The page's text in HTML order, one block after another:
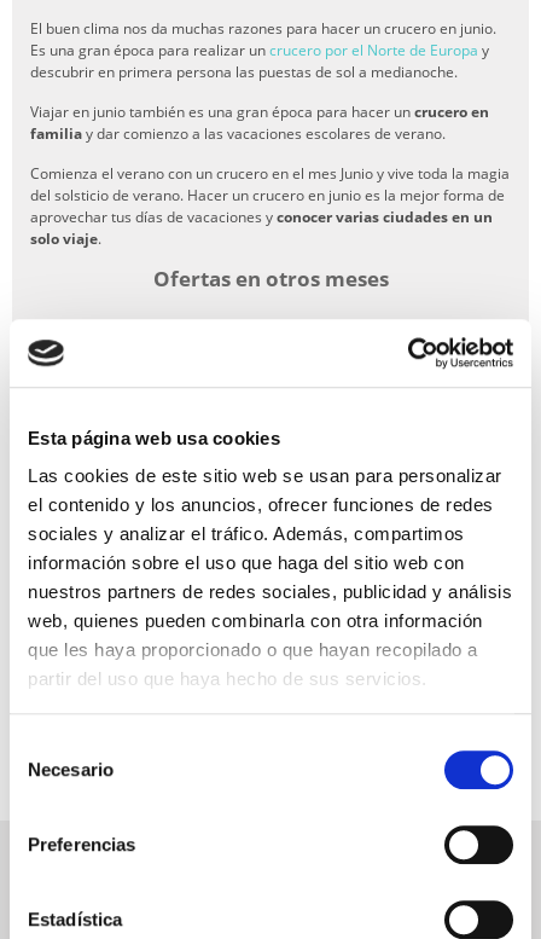
Esta página web usa cookies
Las cookies de este sitio web se usan para personalizar
el contenido y los anuncios, ofrecer funciones de redes
sociales y analizar el tráfico. Además, compartimos
información sobre el uso que haga del sitio web con
nuestros partners de redes sociales, publicidad y análisis
web, quienes pueden combinarla con otra información
que les haya proporcionado o que hayan recopilado a
partir del uso que haya hecho de sus servicios.
Necesario
Preferencias
Estadística
El buen clima nos da muchas razones para hacer un crucero en junio.
Es una gran época para realizar uncrucero por el Norte de Europa y
descubrir en primera persona las puestas de sol a medianoche.
Viajar en junio también es una gran época para hacer uncrucero en
familiay dar comienzo a las vacaciones escolares de verano.
Comienza el verano con un crucero en el mes Junio y vive toda la magia
del solsticio de verano. Hacer un crucero en junio es la mejor forma de
aprovechar tus días de vacaciones yconocer varias ciudades en un
solo viaje.
Ofertas en otros meses
Diciembre
GARANTÍA DE PAGO
RESERVAS MIRAMAR
SEGURO DE VIAJE
INFORMACIÓN ÚTIL
Déjanos tu email y recibirás promociones y las últimas novedades en